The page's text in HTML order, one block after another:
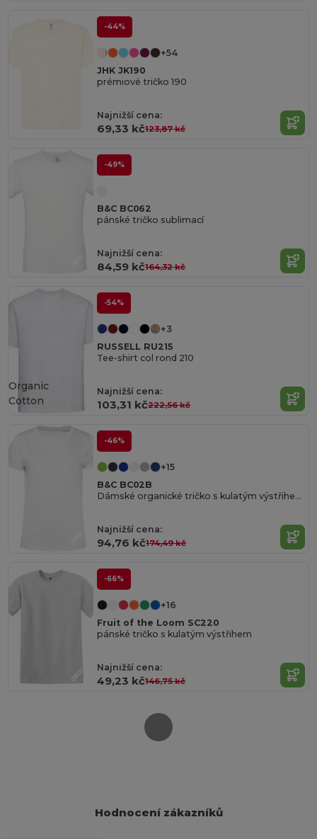
-44%
+54
JHK JK190
prémiové tričko 190
Najnižší cena:
69,33 kč123,87 kč
-49%
B&C BC062
pánské tričko sublimací
Najnižší cena:
84,59 kč164,32 kč
-54%
+3
RUSSELL RU215
Tee-shirt col rond 210
Najnižší cena:
103,31 kč222,56 kč
Organic
Cotton
-46%
+15
B&C BC02B
Dámské organické tričko s kulatým výstřihem 150
Najnižší cena:
94,76 kč174,49 kč
-66%
+16
Fruit of the Loom SC220
pánské tričko s kulatým výstřihem
Najnižší cena:
49,23 kč146,75 kč
Hodnocení zákazníků